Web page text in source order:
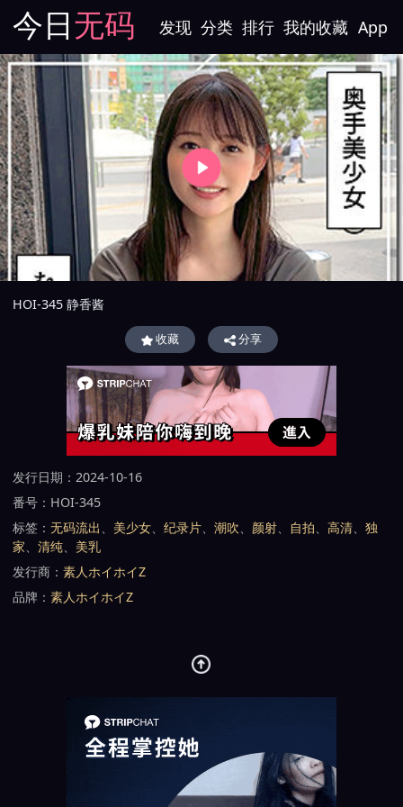
今日无码 发现 分类 排行 我的收藏 App
HOI-345 静香酱
收藏 分享
发行日期：2024-10-16
番号：HOI-345
标签：无码流出、 美少女、纪录片、潮吹、 颜射、 自拍、高清、独
家、清纯、 美乳
发行商：素人ホイホイZ
品牌：素人ホイホイZ